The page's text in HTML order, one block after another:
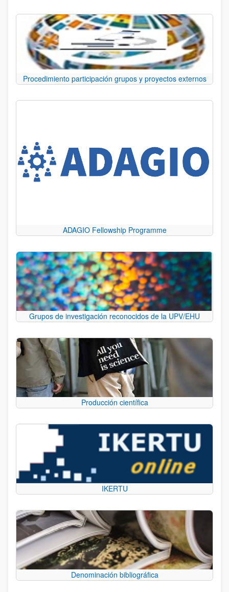
Procedimiento participación grupos y proyectos externos
ADAGIO Fellowship Programme
Grupos de investigación reconocidos de la UPV/EHU
Producción científica
IKERTU
Denominación bibliográfica